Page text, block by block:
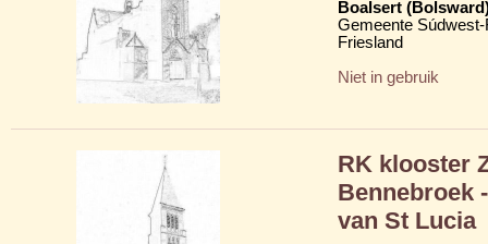
Boalsert
Gemeente
Friesland
Niet in gebruik
RK klooster
Bennebroek
van St Lucia